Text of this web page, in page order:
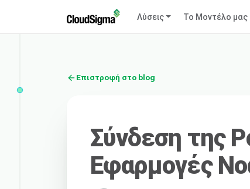
Λύσεις Το Μοντέλο μας
Επιστροφή στο blog
Σύνδεση της
Εφαρμογές